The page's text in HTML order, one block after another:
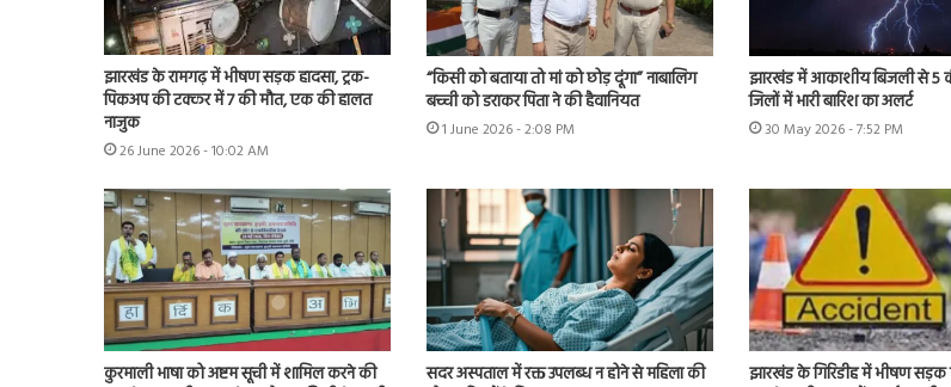
झारखंड के रामगढ़ में भीषण सड़क हादसा, ट्रक-
पिकअप की टक्कर में 7 की मौत, एक की हालत
नाजुक
26 June 2026 - 10:02 AM
“किसी को बताया तो मां को छोड़ दूंगा” नाबालिग
बच्ची को डराकर पिता ने की हैवानियत
1 June 2026 - 2:08 PM
झारखंड में आकाशीय बिजली से 5
जिलों में भारी बारिश का अलर्ट
30 May 2026 - 7:52 PM
कुरमाली भाषा को अष्टम सूची में शामिल करने की
सदर अस्पताल में रक्त उपलब्ध न होने से महिला की
झारखंड के गिरिडीह में भीषण सड़क